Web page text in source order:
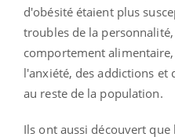
d'obésité étaient plus
troubles de la
comportement
l'anxiété, des addictions et
au reste de la population.
Ils ont aussi découvert